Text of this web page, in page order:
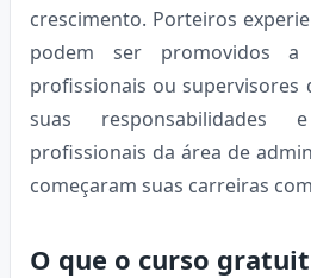
crescimento. Porteiros
podem ser promovidos a
profissionais ou supervisores
suas responsabilidades
profissionais da área de
começaram suas carreiras
O que o curso